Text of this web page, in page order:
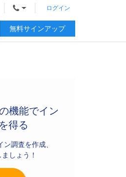
ログイン
無料サインアップ
機能でイン
得る
調査を作成、
しょう！